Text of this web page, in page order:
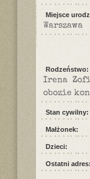
Miejsce
Warszawa
Rodzeństwo:
Irena
obozie
Stan cywilny:
Małżonek:
Dzieci:
Ostatni adres: